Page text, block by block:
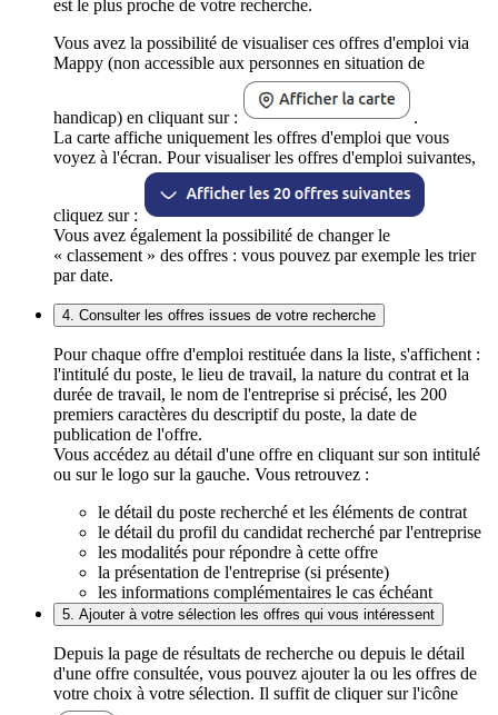
est le plus proche de votre recherche.
Vous avez la possibilité de visualiser ces offres d'emploi via
Mappy (non accessible aux personnes en situation de
handicap) en cliquant sur :
.
La carte affiche uniquement les offres d'emploi que vous
voyez à l'écran. Pour visualiser les offres d'emploi suivantes,
cliquez sur :
Vous avez également la possibilité de changer le
« classement » des offres : vous pouvez par exemple les trier
par date.
4. Consulter les offres issues de votre recherche
Pour chaque offre d'emploi restituée dans la liste, s'affichent :
l'intitulé du poste, le lieu de travail, la nature du contrat et la
durée de travail, le nom de l'entreprise si précisé, les 200
premiers caractères du descriptif du poste, la date de
publication de l'offre.
Vous accédez au détail d'une offre en cliquant sur son intitulé
ou sur le logo sur la gauche. Vous retrouvez :
le détail du poste recherché et les éléments de contrat
le détail du profil du candidat recherché par l'entreprise
les modalités pour répondre à cette offre
la présentation de l'entreprise (si présente)
les informations complémentaires le cas échéant
5. Ajouter à votre sélection les offres qui vous intéressent
Depuis la page de résultats de recherche ou depuis le détail
d'une offre consultée, vous pouvez ajouter la ou les offres de
votre choix à votre sélection. Il suffit de cliquer sur l'icône